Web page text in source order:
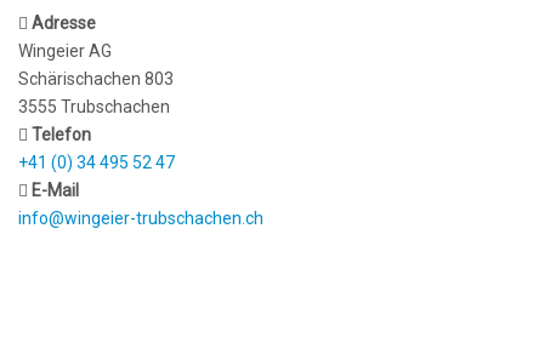
Adresse
Wingeier AG
Schärischachen 803
3555 Trubschachen
Telefon
+41 (0) 34 495 52 47
E-Mail
info@wingeier-trubschachen.ch